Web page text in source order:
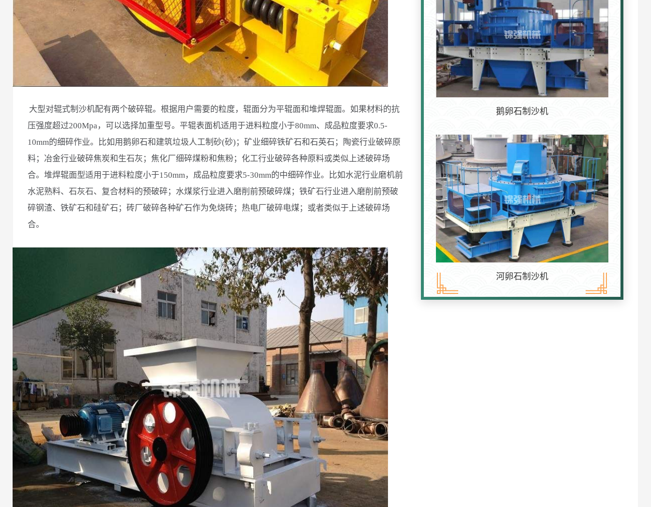
大型对辊式制沙机配有两个破碎辊。根据用户需要的粒度，辊面分为平辊面和堆焊辊面。如果材料的抗
压强度超过200Mpa，可以选择加重型号。平辊表面机适用于进料粒度小于80mm、成品粒度要求0.5-
10mm的细碎作业。比如用鹅卵石和建筑垃圾人工制砂(砂)；矿业细碎铁矿石和石英石；陶瓷行业破碎原
料；冶金行业破碎焦炭和生石灰；焦化厂细碎煤粉和焦粉；化工行业破碎各种原料或类似上述破碎场
合。堆焊辊面型适用于进料粒度小于150mm，成品粒度要求5-30mm的中细碎作业。比如水泥行业磨机前
水泥熟料、石灰石、复合材料的预破碎；水煤浆行业进入磨削前预破碎煤；铁矿石行业进入磨削前预破
碎钢渣、铁矿石和硅矿石；砖厂破碎各种矿石作为免烧砖；热电厂破碎电煤；或者类似于上述破碎场
合。
鹅卵石制沙机
河卵石制沙机